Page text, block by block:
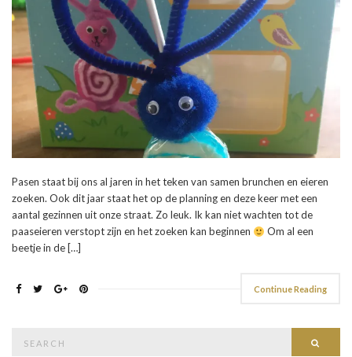
Pasen staat bij ons al jaren in het teken van samen brunchen en eieren
zoeken. Ook dit jaar staat het op de planning en deze keer met een
aantal gezinnen uit onze straat. Zo leuk. Ik kan niet wachten tot de
paaseieren verstopt zijn en het zoeken kan beginnen
Om al een
beetje in de […]
Continue Reading